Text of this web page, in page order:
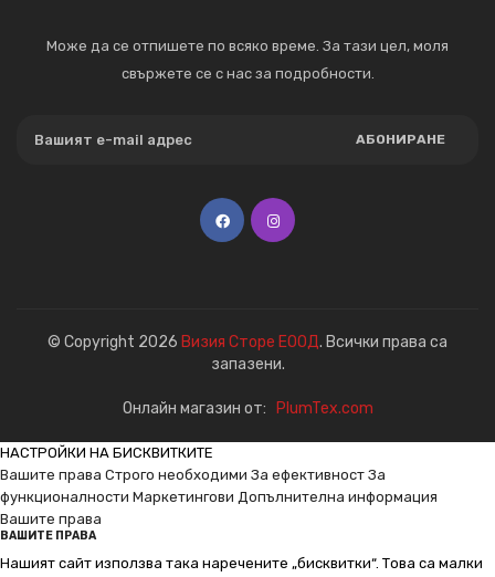
Може да се отпишете по всяко време. За тази цел, моля
свържете се с нас за подробности.
АБОНИРАНЕ
© Copyright 2026 Визия Сторе ЕООД. Всички права са
запазени.
Онлайн магазин от: PlumTex.com
НАСТРОЙКИ НА БИСКВИТКИТЕ
Вашите права Строго необходими За ефективност За
функционалности Маркетингови Допълнителна информация
Вашите права
ВАШИТЕ ПРАВА
Нашият сайт използва така наречените „бисквитки“. Това са малки